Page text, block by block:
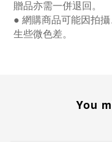
贈品亦需一併退回。
● 網購商品可能因拍
生些微色差。
You